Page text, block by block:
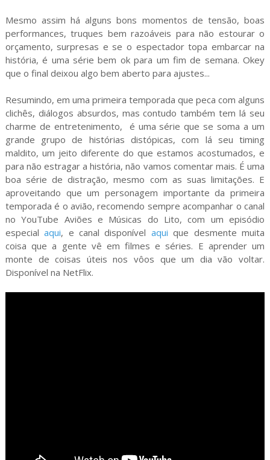
Mesmo assim há alguns bons momentos de tensão, boas
performances, truques bem razoáveis para não estourar o
orçamento, surpresas e se o espectador topa embarcar na
história, é uma série bem ok para um fim de semana. Okey
que o final deixou algo bem aberto para ajustes...
Resumindo, em uma primeira temporada que peca com alguns
clichês, diálogos absurdos, mas contudo também tem lá seu
charme de entretenimento, é uma série que se soma a um
grande grupo de histórias distópicas, com lá seu timing
maldito, um jeito diferente do que estamos acostumados, e
para não estragar a história, não vamos comentar mais. É uma
boa série de distração, mesmo com as suas limitações. E
aproveitando que um personagem importante da primeira
temporada é o avião, recomendo sempre acompanhar o canal
no YouTube Aviões e Músicas do Lito, com um episódio
especialaqui, e canal disponível aqui que desmente muita
coisa que a gente vê em filmes e séries. E aprender um
monte de coisas úteis nos vôos que um dia vão voltar.
Disponível na NetFlix.